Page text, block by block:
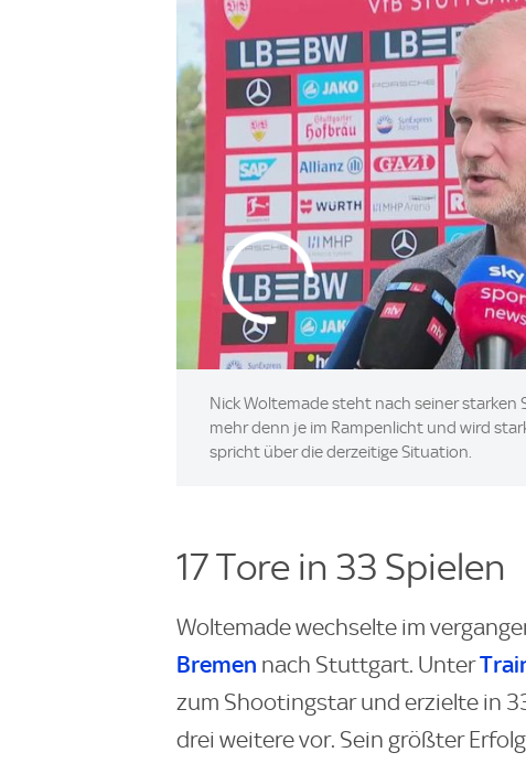
Nick Woltemade steht nach seiner
mehr denn je im Rampenlicht und wird
spricht über die derzeitige Situation.
17 Tore in 33 Spielen
Woltemade wechselte im
Bremen nach Stuttgart. Unter
zum Shootingstar und erzielte in
drei weitere vor. Sein größter